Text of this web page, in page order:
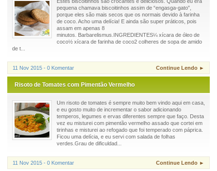
pequena chamava biscoitinhos assim de “engasga-gato”,
porque eles são mais secos que os normais devido à farinha
de coco. Acho uma delícia! E ainda são super práticos, pois
assam em apenas 8
minutos. Barbarelismus.INGREDIENTES¼ xícara de óleo de
coco½ xícara de farinha de coco2 colheres de sopa de amido
de t...
11 Nov 2015 - 0 Komentar Continue Lendo ►
Risoto de Tomates com Pimentão Vermelho
Um risoto de tomates é sempre muito bem vindo aqui em casa,
e eu gosto muito de incrementar o sabor adicionando
temperos, legumes e ervas diferentes sempre que faço. Desta
vez eu misturei com pimentão vermelho assado que cortei em
tirinhas e misturei ao refogado que foi temperado com páprica.
Ficou uma delícia, e eu servi com salada de folhas
verdes.Grau de dificuldad...
11 Nov 2015 - 0 Komentar Continue Lendo ►